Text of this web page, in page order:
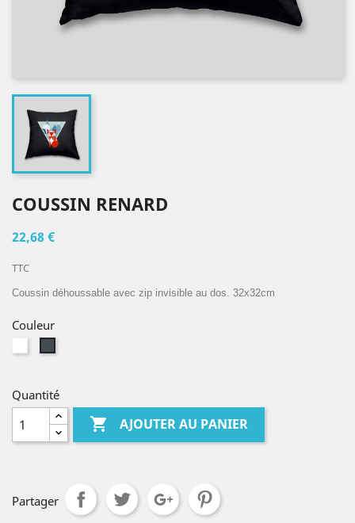
COUSSIN RENARD
22,68 €
TTC
Coussin déhoussable avec zip invisible au dos. 32x32cm
Couleur
Quantité
 AJOUTER AU PANIER
Partager